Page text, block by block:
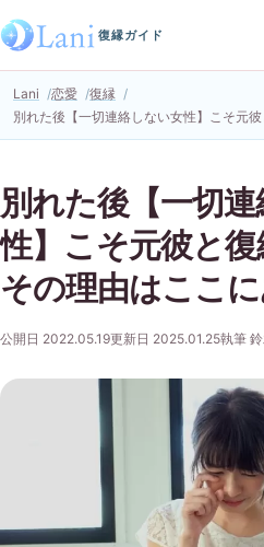
復縁ガイド
Lani 恋愛
復縁
別れた後【一切
性】こそ元彼と復
その理由はここに
公開日 2022.05.19更新日 2025.01.25執筆